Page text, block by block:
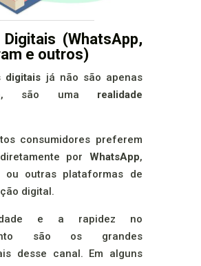
Digitais (WhatsApp,
e outros)
digitais já não são apenas
são uma realidade
consumidores preferem
por WhatsApp,
ou outras plataformas de
digital.
e a rapidez no
são os grandes
desse canal. Em alguns